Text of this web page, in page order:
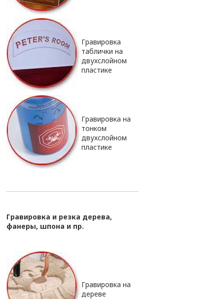
Гравировка
таблички на
двухслойном
пластике
Гравировка на
тонком
двухслойном
пластике
Гравировка и резка дерева,
фанеры, шпона и пр.
Гравировка на
дереве